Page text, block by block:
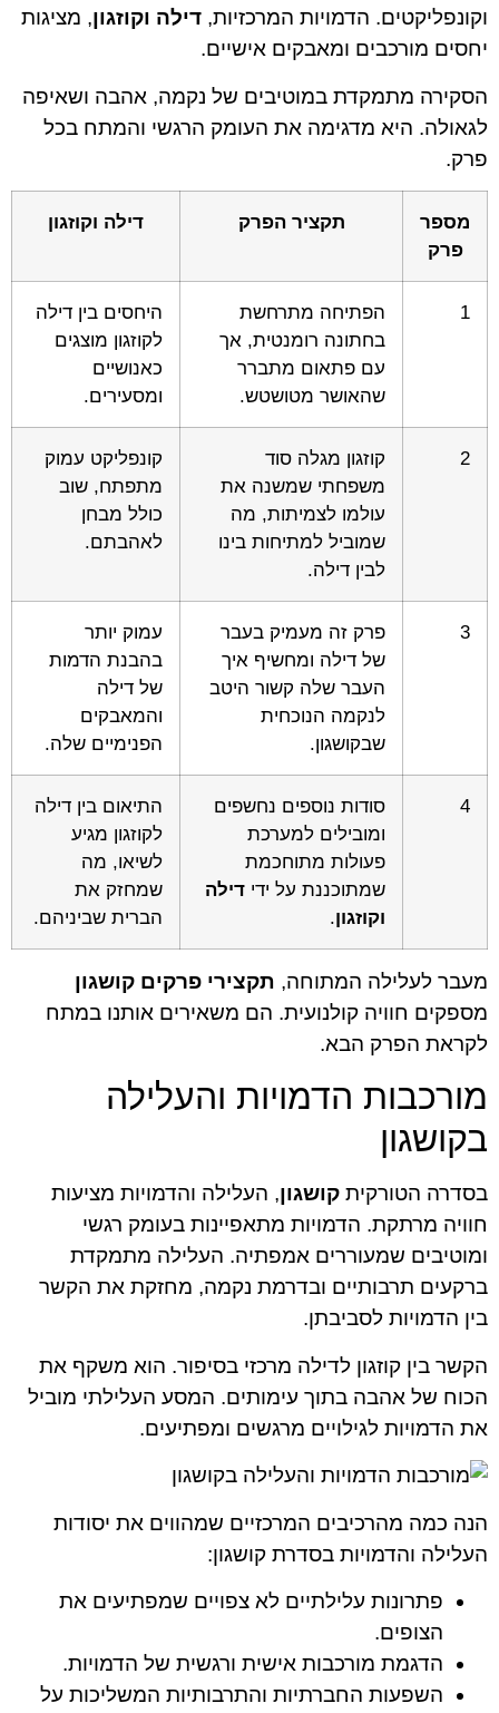
וקונפליקטים. הדמויות המרכזיות, דילה וקוזגון, מציגות
יחסים מורכבים ומאבקים אישיים.
הסקירה מתמקדת במוטיבים של נקמה, אהבה ושאיפה
לגאולה. היא מדגימה את העומק הרגשי והמתח בכל
פרק.
מספר
פרק
תקציר הפרק דילה וקוזגון
1
הפתיחה מתרחשת
בחתונה רומנטית, אך
עם פתאום מתברר
שהאושר מטושטש.
היחסים בין דילה
לקוזגון מוצגים
כאנושיים
ומסעירים.
2
קוזגון מגלה סוד
משפחתי שמשנה את
עולמו לצמיתות, מה
שמוביל למתיחות בינו
לבין דילה.
קונפליקט עמוק
מתפתח, שוב
כולל מבחן
לאהבתם.
3
פרק זה מעמיק בעבר
של דילה ומחשיף איך
העבר שלה קשור היטב
לנקמה הנוכחית
שבקושגון.
עמוק יותר
בהבנת הדמות
של דילה
והמאבקים
הפנימיים שלה.
4
סודות נוספים נחשפים
ומובילים למערכת
פעולות מתוחכמת
שמתוכננת על ידי דילה
וקוזגון.
התיאום בין דילה
לקוזגון מגיע
לשיאו, מה
שמחזק את
הברית שביניהם.
מעבר לעלילה המתוחה, תקצירי פרקים קושגון
מספקים חוויה קולנועית. הם משאירים אותנו במתח
לקראת הפרק הבא.
מורכבות הדמויות והעלילה
בקושגון
בסדרה הטורקית קושגון, העלילה והדמויות מציעות
חוויה מרתקת. הדמויות מתאפיינות בעומק רגשי
ומוטיבים שמעוררים אמפתיה. העלילה מתמקדת
ברקעים תרבותיים ובדרמת נקמה, מחזקת את הקשר
בין הדמויות לסביבתן.
הקשר בין קוזגון לדילה מרכזי בסיפור. הוא משקף את
הכוח של אהבה בתוך עימותים. המסע העלילתי מוביל
את הדמויות לגילויים מרגשים ומפתיעים.
הנה כמה מהרכיבים המרכזיים שמהווים את יסודות
העלילה והדמויות בסדרת קושגון:
פתרונות עלילתיים לא צפויים שמפתיעים את
הצופים.
הדגמת מורכבות אישית ורגשית של הדמויות.
השפעות החברתיות והתרבותיות המשליכות על